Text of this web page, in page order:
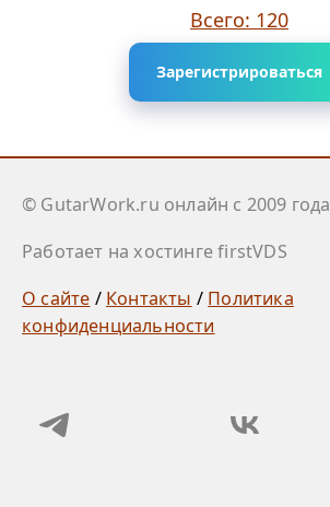
Всего: 120
Зарегистрироваться
© GutarWork.ru онлайн c 2009 года
Работает на хостинге firstVDS
О сайте / Контакты / Политика
конфиденциальности